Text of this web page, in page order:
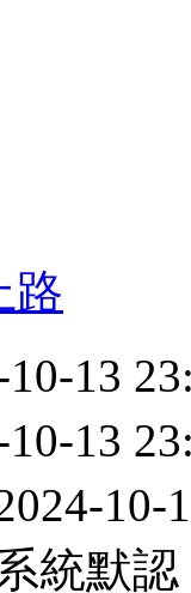
路
13
13
10-
統默認